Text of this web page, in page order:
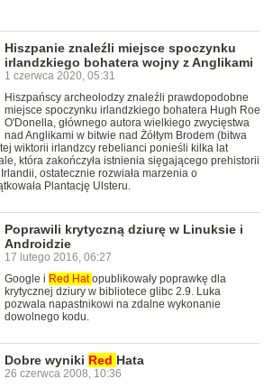
Hiszpanie znaleźli miejsce spoczynku
irlandzkiego bohatera wojny z Anglikami
1 czerwca 2020, 05:31
Hiszpańscy archeolodzy znaleźli prawdopodobne
miejsce spoczynku irlandzkiego bohatera Hugh Roe
O'Donella, głównego autora wielkiego zwycięstwa
nad Anglikami w bitwie nad Żółtym Brodem (bitwa
wiktorii irlandzcy rebelianci ponieśli kilka lat
która zakończyła istnienia sięgającego prehistorii
ostatecznie rozwiała marzenia o
Plantację Ulsteru.
Poprawili krytyczną dziurę w Linuksie i
Androidzie
17 lutego 2016, 06:27
Google i Red Hatopublikowały poprawkę dla
krytycznej dziury w bibliotece glibc 2.9. Luka
pozwala napastnikowi na zdalne wykonanie
dowolnego kodu.
Dobre wyniki Red Hata
26 czerwca 2008, 10:36